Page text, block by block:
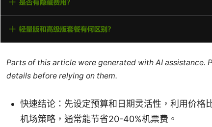
Parts of this article were generated with AI assistance.
details before relying on them.
快速结论：先设定预算和日期灵活性，利用价格
机场策略，通常能节省20-40%机票费。